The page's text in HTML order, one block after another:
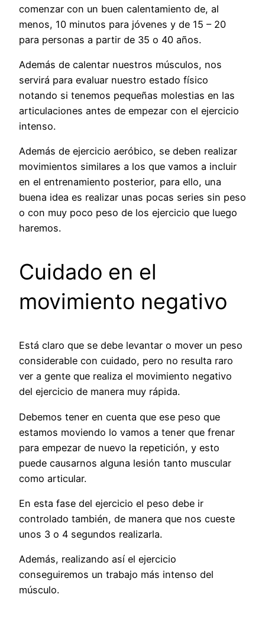
comenzar con un buen calentamiento de, al
menos, 10 minutos para jóvenes y de 15 – 20
para personas a partir de 35 o 40 años.
Además de calentar nuestros músculos, nos
servirá para evaluar nuestro estado físico
notando si tenemos pequeñas molestias en las
articulaciones antes de empezar con el ejercicio
intenso.
Además de ejercicio aeróbico, se deben realizar
movimientos similares a los que vamos a incluir
en el entrenamiento posterior, para ello, una
buena idea es realizar unas pocas series sin peso
o con muy poco peso de los ejercicio que luego
haremos.
Cuidado en el
movimiento negativo
Está claro que se debe levantar o mover un peso
considerable con cuidado, pero no resulta raro
ver a gente que realiza el movimiento negativo
del ejercicio de manera muy rápida.
Debemos tener en cuenta que ese peso que
estamos moviendo lo vamos a tener que frenar
para empezar de nuevo la repetición, y esto
puede causarnos alguna lesión tanto muscular
como articular.
En esta fase del ejercicio el peso debe ir
controlado también, de manera que nos cueste
unos 3 o 4 segundos realizarla.
Además, realizando así el ejercicio
conseguiremos un trabajo más intenso del
músculo.